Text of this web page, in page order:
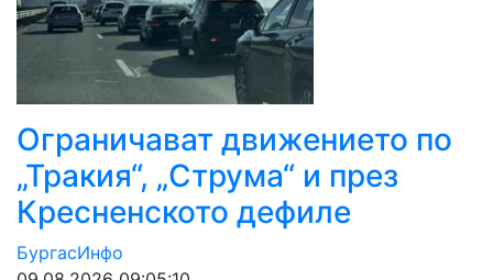
Ограничават движението по
„Тракия“, „Струма“ и през
Кресненското дефиле
БургасИнфо